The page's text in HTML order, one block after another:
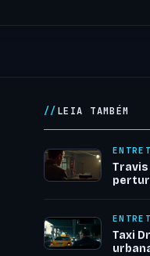
LEIA TAMBÉM
Travis
Taxi